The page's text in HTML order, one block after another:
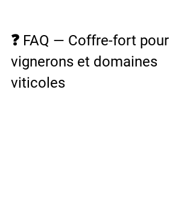
❓ FAQ — Coffre-fort pour
vignerons et domaines
viticoles